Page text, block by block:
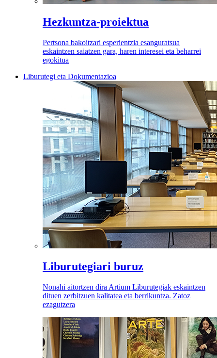
Hezkuntza-proiektua
Pertsona bakoitzari esperientzia esanguratsua
eskaintzen saiatzen gara, haren interesei eta beharrei
egokitua
Liburutegi eta Dokumentazioa
Liburutegiari buruz
Nonahi aitortzen dira Artium Liburutegiak eskaintzen
dituen zerbitzuen kalitatea eta berrikuntza. Zatoz
ezagutzera